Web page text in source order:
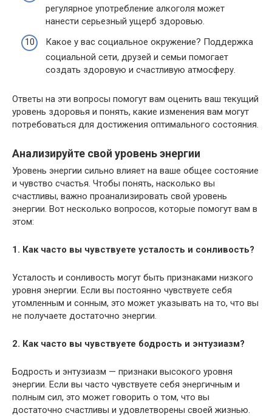
регулярное употребление алкоголя может
нанести серьезный ущерб здоровью.
Какое у вас социальное окружение? Поддержка
социальной сети, друзей и семьи помогает
создать здоровую и счастливую атмосферу.
Ответы на эти вопросы помогут вам оценить ваш текущий
уровень здоровья и понять, какие изменения вам могут
потребоваться для достижения оптимального состояния.
Анализируйте свой уровень энергии
Уровень энергии сильно влияет на ваше общее состояние
и чувство счастья. Чтобы понять, насколько вы
счастливы, важно проанализировать свой уровень
энергии. Вот несколько вопросов, которые помогут вам в
этом:
1. Как часто вы чувствуете усталость и сонливость?
Усталость и сонливость могут быть признаками низкого
уровня энергии. Если вы постоянно чувствуете себя
утомленным и сонным, это может указывать на то, что вы
не получаете достаточно энергии.
2. Как часто вы чувствуете бодрость и энтузиазм?
Бодрость и энтузиазм — признаки высокого уровня
энергии. Если вы часто чувствуете себя энергичным и
полным сил, это может говорить о том, что вы
достаточно счастливы и удовлетворены своей жизнью.